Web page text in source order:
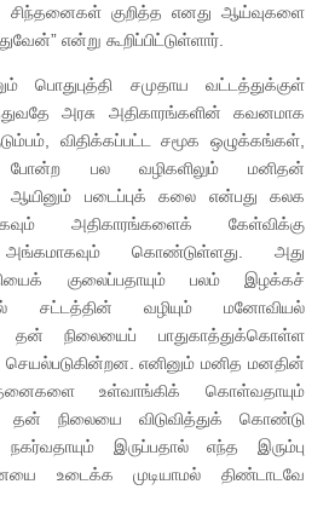
சிந்தனைகள் குறித்த எனது ஆய்வுகளை
என்று கூறிப்பிட்டுள்ளார்.
பொதுபுத்தி சமுதாய வட்டத்துக்குள்
அரசு அதிகாரங்களின் கவனமாக
விதிக்கப்பட்ட சமூக ஒழுக்கங்கள்,
போன்ற பல வழிகளிலும் மனிதன்
ஆயினும் படைப்புக் கலை என்பது கலக
அதிகாரங்களைக் கேள்விக்கு
கொண்டுள்ளது. அது
குலைப்பதாயும் பலம் இழக்கச்
சட்டத்தின் வழியும் மனோவியல்
தன் நிலையைப் பாதுகாத்துக்கொள்ள
எனினும் மனித மனதின்
உள்வாங்கிக் கொள்வதாயும்
தன் நிலையை விடுவித்துக் கொண்டு
இருப்பதால் எந்த இரும்பு
உடைக்க முடியாமல் திண்டாடவே